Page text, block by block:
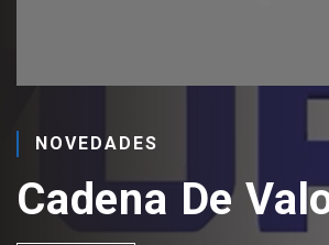
NOVEDADES
Cadena De